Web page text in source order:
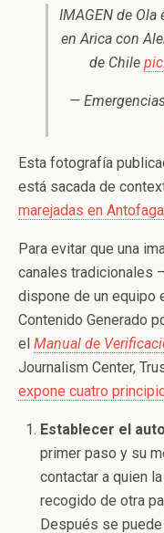
IMAGEN de Ola
en Arica con
de Chile
—
Esta fotografía
está sacada de
marejadas en
Para evitar que una
canales tradicionales
dispone de un equipo
Contenido Generado
el Manual de
Journalism Center,
expone cuatro
Establecer el
primer paso y su
contactar a quien
recogido de otra
Después se